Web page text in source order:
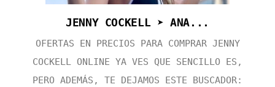
JENNY COCKELL ➤ ANA...
OFERTAS EN PRECIOS PARA COMPRAR JENNY
COCKELL ONLINE YA VES QUE SENCILLO ES,
PERO ADEMÁS, TE DEJAMOS ESTE BUSCADOR: